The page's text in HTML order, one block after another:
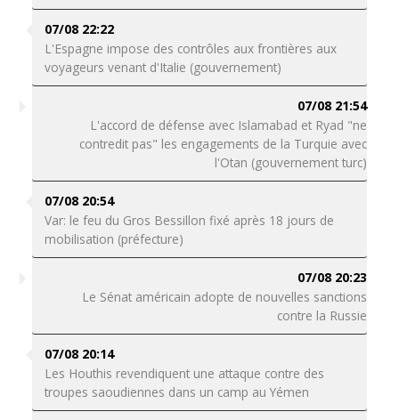
07/08 22:22
L'Espagne impose des contrôles aux frontières aux
voyageurs venant d'Italie (gouvernement)
07/08 21:54
L'accord de défense avec Islamabad et Ryad "ne
contredit pas" les engagements de la Turquie avec
l'Otan (gouvernement turc)
07/08 20:54
Var: le feu du Gros Bessillon fixé après 18 jours de
mobilisation (préfecture)
07/08 20:23
Le Sénat américain adopte de nouvelles sanctions
contre la Russie
07/08 20:14
Les Houthis revendiquent une attaque contre des
troupes saoudiennes dans un camp au Yémen